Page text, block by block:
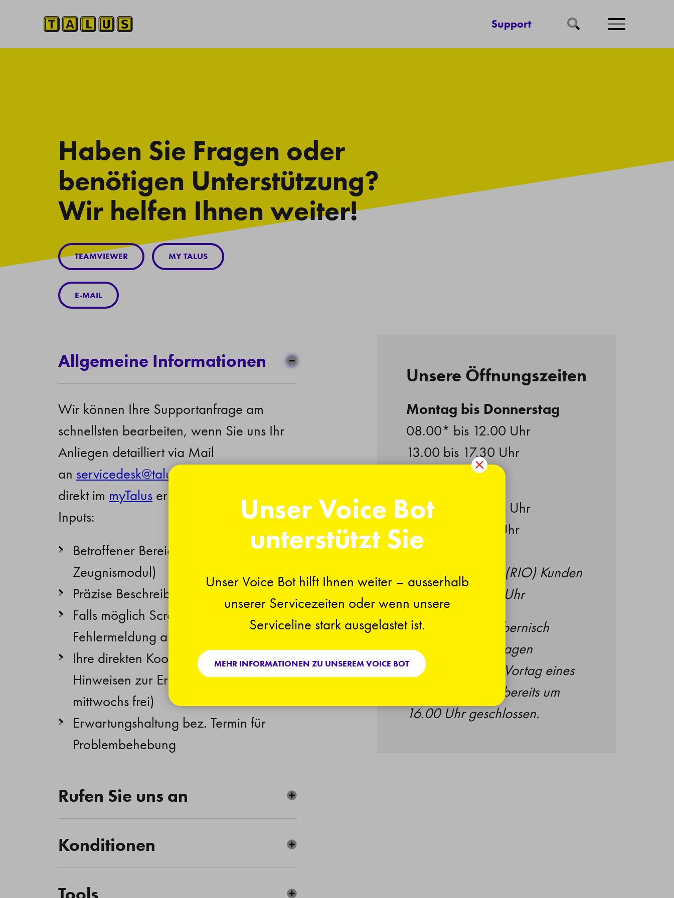
Support
Haben Sie Fragen oder
benötigen Unterstützung?
Wir helfen Ihnen weiter!
TEAMVIEWER MY TALUS
E-MAIL
Allgemeine Informationen
Wir können Ihre Supportanfrage am
schnellsten bearbeiten, wenn Sie uns Ihr
Anliegen detailliert via Mail
an s rv c d sk t l s
direkt im myTalus erfassen, mit folgenden
Inputs:
Betroffener Bereich (z.B. Abacus HR,
Zeugnismodul)
Präzise Beschreibung des Problems
Falls möglich Screenshot der
Fehlermeldung anhängen
Ihre direkten Koordinaten inkl.
Hinweisen zur Erreichbarkeit (z.B.
mittwochs frei)
Erwartungshaltung bez. Termin für
Problembehebung
Rufen Sie uns an
Konditionen
Unsere Öffnungszeiten
Montag bis Donnerstag
08.00* bis 12.00 Uhr
13.00 bis 17.30 Uhr
08.00* bis 12.00 Uhr
13.00 bis 17.00 Uhr
*Rechenzentrum (RIO) Kunden
jeweils ab 07.00 Uhr
An nationalen & bernisch
kantonalen Feiertagen
geschlossen. Am Vortag eines
Feiertags jeweils bereits um
16.00 Uhr geschlossen.
Unser Voice Bot
unterstützt Sie
Unser Voice Bot hilft Ihnen weiter – ausserhalb
unserer Servicezeiten oder wenn unsere
Serviceline stark ausgelastet ist.
MEHR INFORMATIONEN ZU UNSEREM VOICE BOT